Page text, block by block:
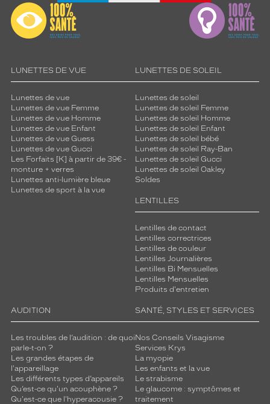
LUNETTES DE VUE
Lunettes de vue
Lunettes de vue Femme
Lunettes de vue Homme
Lunettes de vue Enfant
Lunettes de vue Guess
Lunettes de vue Gucci
Les Forfaits [K] à partir de 39€ -
monture + verres
Lunettes anti-lumière bleue
Lunettes de sport à la vue
LUNETTES DE SOLEIL
Lunettes de soleil
Lunettes de soleil Femme
Lunettes de soleil Homme
Lunettes de soleil Enfant
Lunettes de soleil bébé
Lunettes de soleil Ray-Ban
Lunettes de soleil Gucci
Lunettes de soleil Oakley
Soldes
LENTILLES
Lentilles de contact
Lentilles correctrices
Lentilles de couleur
Lentilles Journalières
Lentilles Bi Mensuelles
Lentilles Mensuelles
Produits d'entretien
AUDITION
Les troubles de l’audition : de quoi
parle-t-on ?
Les grandes étapes de
l'appareillage
Les différents types d’appareils
Qu’est-ce qu'un acouphène ?
Qu'est-ce que l'hyperacousie ?
SANTÉ, STYLES ET SERVICES
Nos Conseils Visagisme
Services Krys
La myopie
Les enfants et la vue
Le strabisme
Le glaucome : symptômes et
traitement